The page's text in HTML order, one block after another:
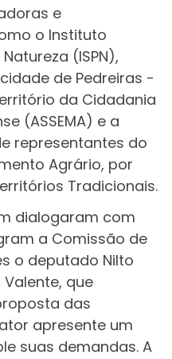
e
o Instituto
(ISPN),
de Pedreiras -
da Cidadania
(ASSEMA) e a
representantes do
Agrário, por
Tradicionais.
dialogaram com
a Comissão de
o deputado Nilto
que
das
apresente um
suas demandas. A